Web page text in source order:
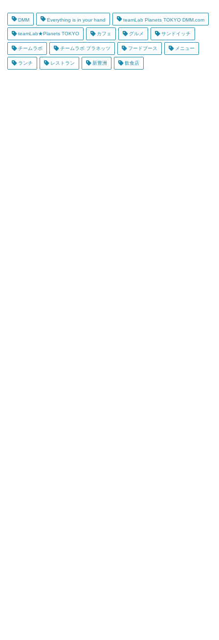
DMM Everything is in your hand teamLab Planets TOKYO DMM.com
teamLab★Planets TOKYO カフェ グルメ サンドイッチ
チームラボ チームラボ プラネッツ フードブース メニュー
ランチ レストラン 新豊洲 飲食店